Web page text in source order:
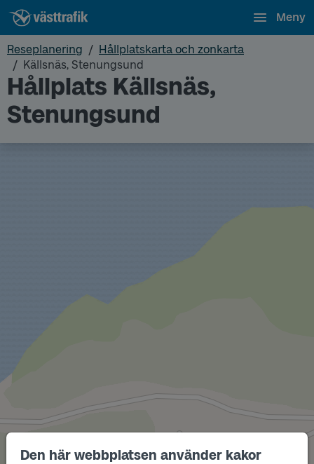
Den här webbplatsen använder kakor
Meny
Reseplanering
Hållplatskarta och zonkarta
Källsnäs, Stenungsund
Hållplats Källsnäs,
Stenungsund